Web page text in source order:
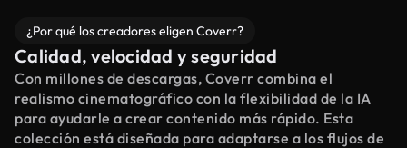
¿Por qué los creadores eligen Coverr?
Calidad, velocidad y seguridad
Con millones de descargas, Coverr combina el
realismo cinematográfico con la flexibilidad de la IA
para ayudarle a crear contenido más rápido. Esta
colección está diseñada para adaptarse a los flujos de